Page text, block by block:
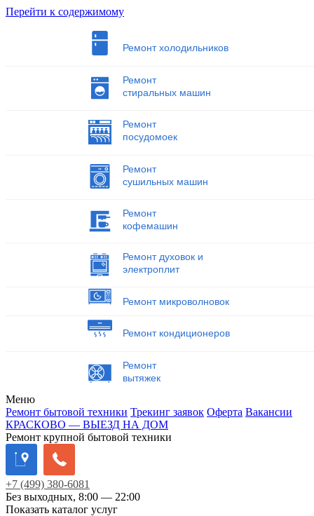
Перейти к содержимому
Ремонт холодильников
Ремонт
стиральных машин
Ремонт
посудомоек
Ремонт
сушильных машин
Ремонт
кофемашин
Ремонт духовок и
электроплит
Ремонт микроволновок
Ремонт кондиционеров
Ремонт
вытяжек
Меню
Ремонт бытовой техники Трекинг заявок Оферта Вакансии
КРАСКОВО — ВЫЕЗД НА ДОМ
Ремонт крупной бытовой техники
+7 (499) 380-6081
Без выходных, 8:00 — 22:00
Показать каталог услуг